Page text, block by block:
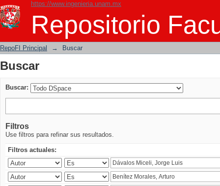
https://www.ingenieria.unam.mx
Repositorio
Buscar
RepoFI Principal → Buscar
Buscar
Buscar:
Filtros
Use filtros para refinar sus resultados.
Filtros actuales: